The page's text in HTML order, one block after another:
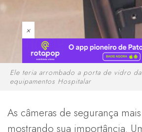
×
Ele teria arrombado a porta de vidro
equipamentos Hospitalar
As câmeras de segurança
mostrando sua importância.